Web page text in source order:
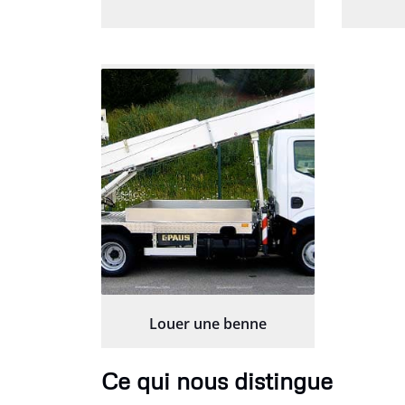
Louer une benne
Ce qui nous distingue